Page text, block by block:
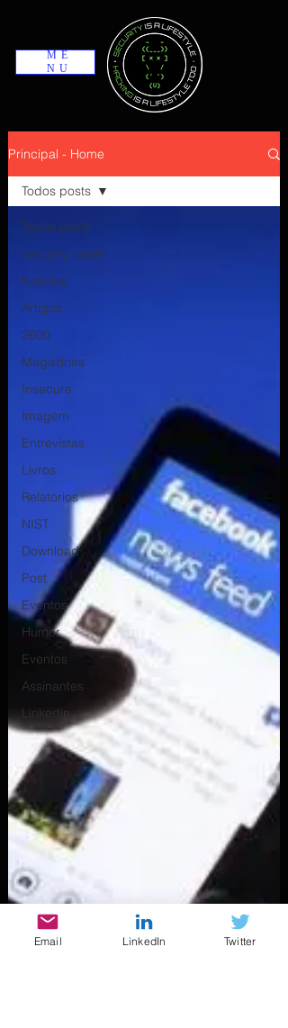
ME
NU
Principal - Home
Todos posts
Security News
Notícias
Artigos
2600
Magazines
Insecure
Imagem
Entrevistas
Livros
Relatorios
NIST
Download
Post
Eventos
Humor
Eventos
Assinantes
Linkedin
Todos posts
Email LinkedIn Twitter